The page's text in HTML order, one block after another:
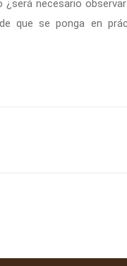
necesario
que se ponga en